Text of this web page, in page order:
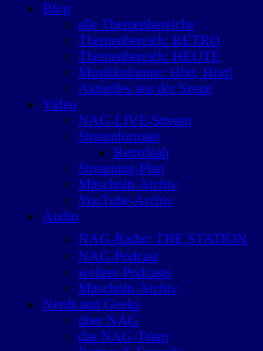
Blog
alle Themenbereiche
Themenbereich: RETRO
Themenbereich: HEUTE
Musikkolumne: Hört, Hört!
Aktuelles aus der Szene
Video
NAG-LIVE-Stream
Streamformate
Retroblah
Streaming-Plan
Mitschnitt-Archiv
YouTube-Archiv
Audio
NAG-Radio: THE STATION
NAG-Podcast
weitere Podcasts
Mitschnitt-Archiv
Nerds and Geeks
über NAG
das NAG-Team